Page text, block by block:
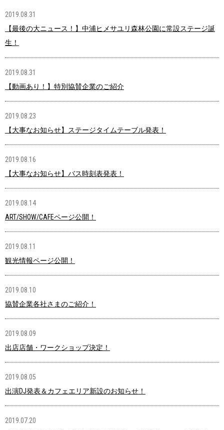
2019.08.31
【最後の大ニュース！】中浦ヒメサユリ森林公園に常設ステージ誕
生！
2019.08.31
【動画あり！】特別協賛企業のご紹介
2019.08.23
【大事なお知らせ】ステージタイムテーブル発表！
2019.08.16
【大事なお知らせ】バス時刻表発表！
2019.08.14
ART/SHOW/CAFEページ公開！
2019.08.11
観光情報ページ公開！
2019.08.10
協賛企業各社さまのご紹介！
2019.08.09
出店店舗・ワークショップ決定！
2019.08.05
出演DJ発表＆カフェエリア新設のお知らせ！
2019.07.20